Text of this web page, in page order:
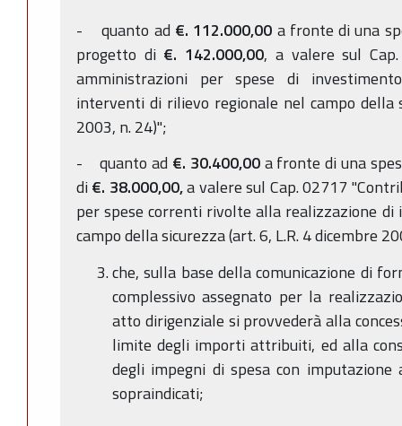
- quanto ad €. 112.000,00 a fronte di una
progetto di €. 142.000,00, a valere sul
amministrazioni per spese di
interventi di rilievo regionale nel campo della
2003, n. 24)";
- quanto ad €. 30.400,00a fronte di una
di€. 38.000,00,a valere sul Cap. 02717
per spese correnti rivolte alla realizzazione
campo della sicurezza (art. 6, L.R. 4 dicembre
che, sulla base della comunicazione di
complessivo assegnato per la
atto dirigenziale si provvederà alla
limite degli importi attribuiti, ed alla
degli impegni di spesa con
sopraindicati;